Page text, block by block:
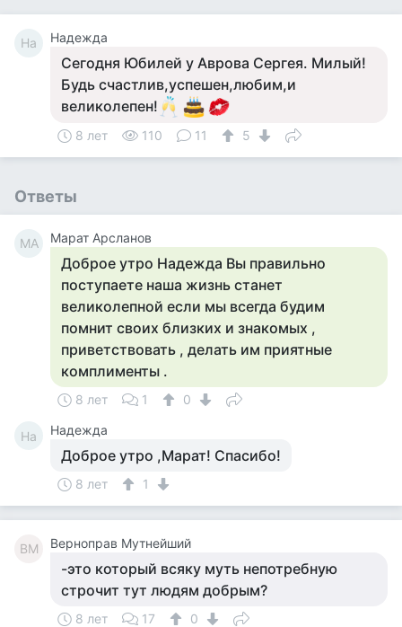
На Надежда
Сегодня Юбилей у Аврова Сергея. Милый!
Будь счастлив,успешен,любим,и
великолепен!
8 лет 110 11 5
Ответы
МА Марат Арсланов
Доброе утро Надежда Вы правильно
поступаете наша жизнь станет
великолепной если мы всегда будим
помнит своих близких и знакомых ,
приветствовать , делать им приятные
комплименты .
8 лет 1 0
На Надежда
Доброе утро ,Марат! Спасибо!
8 лет 1
ВМ Верноправ Мутнейший
-это который всяку муть непотребную
строчит тут людям добрым?
8 лет 17
0